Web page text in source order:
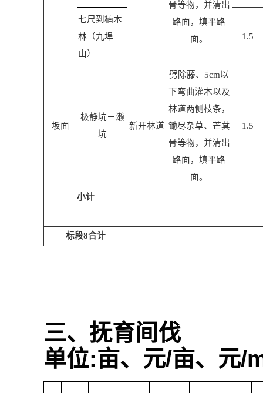
骨等物，并清出
路面，填平路
面。
七尺到楠木
林（九埠
山）
1.5
坂面
极静坑－濑
坑
新开林道
劈除藤、 5cm以
下弯曲灌木以及
林道两侧枝条，
锄尽杂草、芒萁
骨等物，并清出
路面，填平路
面。
1.5
小计
标段8合计
三、抚育间伐
单位:亩、元/亩、元/